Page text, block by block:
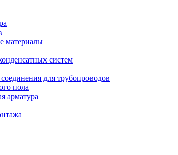
материалы
систем
для трубопроводов
пола
арматура